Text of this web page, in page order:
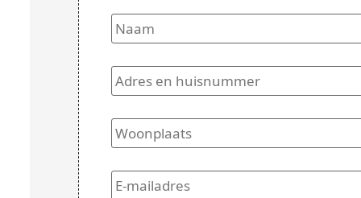
Naam *
Adres
en
huisnummer *
Woonplaats *
E-
mailadres *